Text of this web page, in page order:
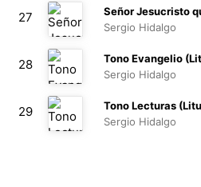
00:51
27
Señor Jesucristo
Sergio Hidalgo
00:48
28
Tono Evangelio
Sergio Hidalgo
00:56
29
Tono Lecturas
Sergio Hidalgo